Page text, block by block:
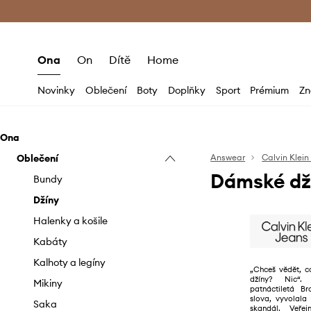
Doručení a
Ona On Dítě Home
Novinky Oblečení Boty Doplňky Sport Prémium
Ona
Oblečení
Bundy
Džíny
Halenky a košile
Kabáty
Kalhoty a legíny
Mikiny
Saka
Answear Calvin Klein
Dámské
„Chceš vědět,
džíny?
patnáctiletá
slova, vyvolala
skandál.